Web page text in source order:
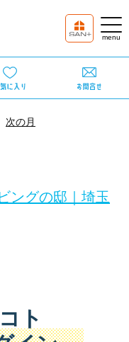
次の月
ングの邸｜埼玉
間だから、身も心も解
対の南側にバルコニーや
ト